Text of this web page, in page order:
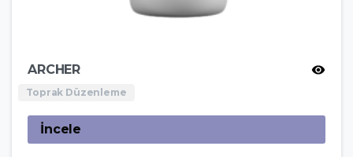
ARCHER
Toprak Düzenleme
İncele